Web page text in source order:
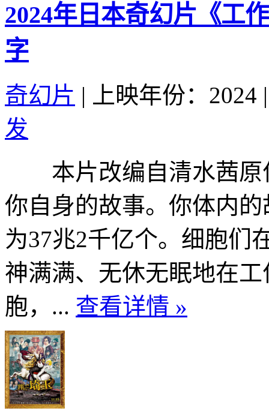
2024年日本奇幻片《工
字
奇幻片 | 上映年份：2024 |
发
本片改编自清水茜原
你自身的故事。你体内
为37兆2千亿个。细胞们
神满满、无休无眠地在
胞，... 查看详情 »